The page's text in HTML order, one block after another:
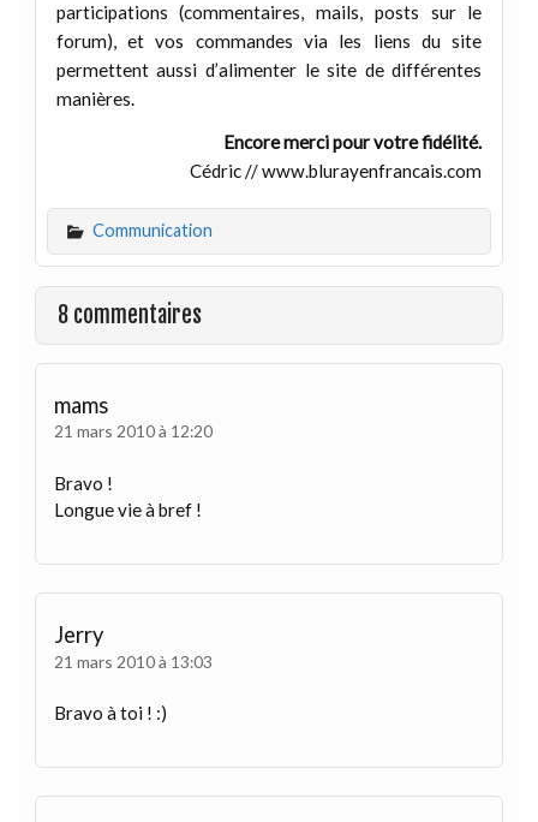
participations (commentaires, mails, posts sur le
forum), et vos commandes via les liens du site
permettent aussi d’alimenter le site de différentes
manières.
Encore merci pour votre fidélité.
Cédric // www.blurayenfrancais.com
Communication
8 commentaires
mams
21 mars 2010 à 12:20
Bravo !
Longue vie à bref !
Jerry
21 mars 2010 à 13:03
Bravo à toi ! :)